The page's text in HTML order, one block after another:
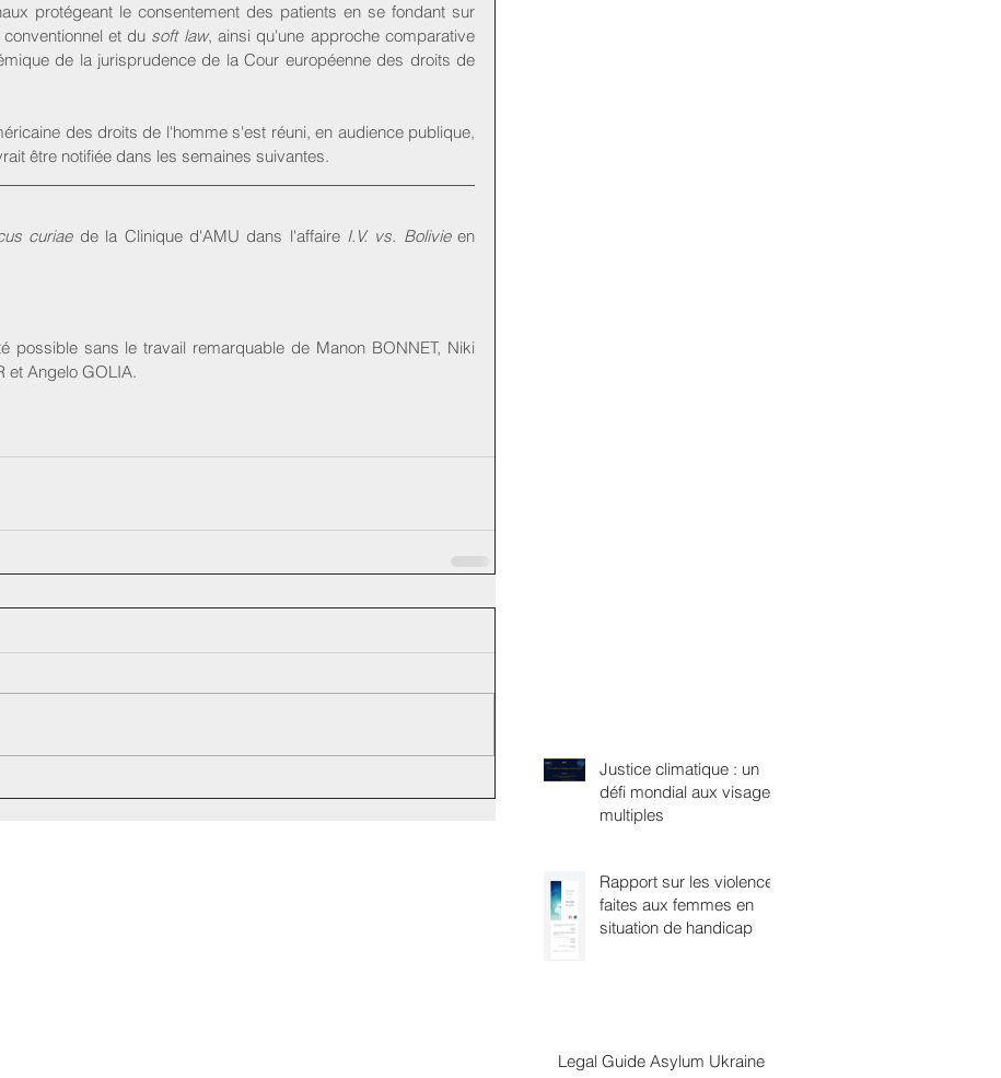
protégeant le consentement des patients en se fondant sur
et du soft law, ainsi qu'une approche comparative
de la jurisprudence de la Cour européenne des droits de
des droits de l'homme s'est réuni, en audience publique,
être notifiée dans les semaines suivantes.
curiae de la Clinique d'AMU dans l'affaire I.V. vs. Bolivie en
possible sans le travail remarquable de Manon BONNET, Niki
et Angelo GOLIA.
Justice climatique : un
défi mondial aux visages
multiples
Rapport sur les violences
faites aux femmes en
situation de handicap
Legal Guide Asylum Ukraine